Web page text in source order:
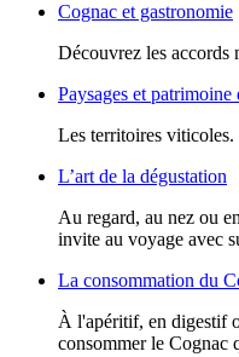
Cognac et gastronomie
Découvrez les accords
Paysages et patrimoine
Les territoires viticoles.
L’art de la dégustation
Au regard, au nez ou
invite au voyage avec
La consommation du
À l'apéritif, en digestif
consommer le Cognac